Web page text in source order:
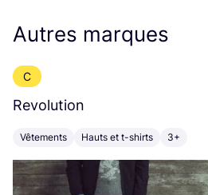
Autres marques
C
Revolution
Vêtements Hauts et t-shirts 3+